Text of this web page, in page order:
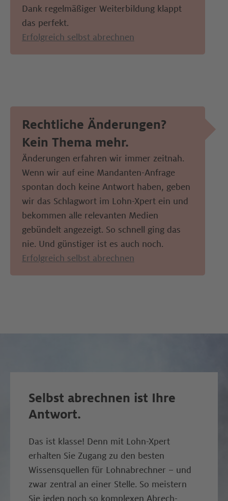
Dank regelmäßiger Weiterbildung klappt
das perfekt.
Erfolgreich selbst abrechnen
Rechtliche Änderungen?
Kein Thema mehr.
Änderungen erfahren wir immer zeitnah.
Wenn wir auf eine Mandanten-Anfrage
spontan doch keine Antwort haben, geben
wir das Schlagwort im Lohn-Xpert ein und
bekommen alle relevanten Medien
gebündelt angezeigt. So schnell ging das
nie. Und günstiger ist es auch noch.
Erfolgreich selbst abrechnen
Selbst abrechnen ist Ihre
Antwort.
Das ist klasse! Denn mit Lohn-Xpert
erhalten Sie Zugang zu den besten
Wissens­quellen für Lohn­ab­rech­ner – und
zwar zentral an einer Stelle. So meistern
Sie jeden noch so komplexen Ab­rech­